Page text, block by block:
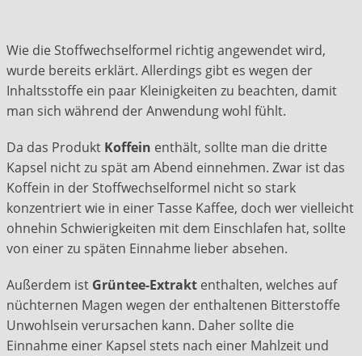
Wie die Stoffwechselformel richtig angewendet wird,
wurde bereits erklärt. Allerdings gibt es wegen der
Inhaltsstoffe ein paar Kleinigkeiten zu beachten, damit
man sich während der Anwendung wohl fühlt.
Da das Produkt Koffein enthält, sollte man die dritte
Kapsel nicht zu spät am Abend einnehmen. Zwar ist das
Koffein in der Stoffwechselformel nicht so stark
konzentriert wie in einer Tasse Kaffee, doch wer vielleicht
ohnehin Schwierigkeiten mit dem Einschlafen hat, sollte
von einer zu späten Einnahme lieber absehen.
Außerdem ist Grüntee-Extrakt enthalten, welches auf
nüchternen Magen wegen der enthaltenen Bitterstoffe
Unwohlsein verursachen kann. Daher sollte die
Einnahme einer Kapsel stets nach einer Mahlzeit und